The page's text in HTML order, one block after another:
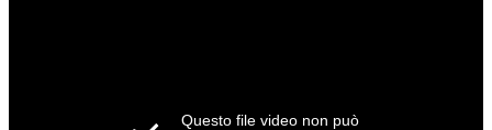
Questo file video non può